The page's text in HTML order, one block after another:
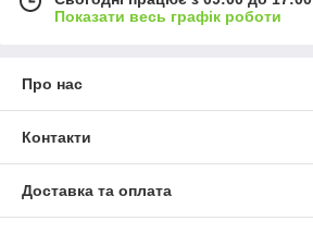
Показати весь графік роботи
Про нас
Контакти
Доставка та оплата